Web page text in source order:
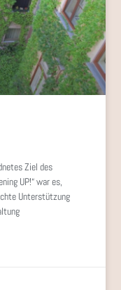
Ziel des
UP!“ war es,
Unterstützung